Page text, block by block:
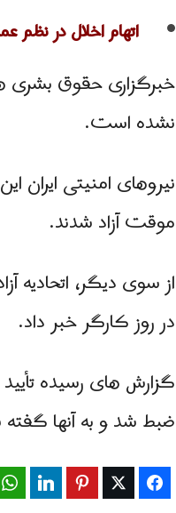
اتهام اخلال در نظم
خبرگزاری حقوق بشری
نشده است.
نیروهای امنیتی ایران
موقت آزاد شدند.
در روز کارگر خبر داد.
گزارش های رسیده
ضبط شد و به آنها
Facebook
Twitter
Pinterest
LinkedIn